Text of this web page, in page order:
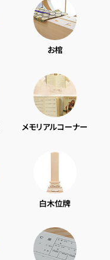
お棺
メモリアルコーナー
白木位牌